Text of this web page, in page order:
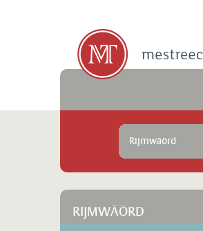
Rijmwäörd
RIJMWÄÖRD